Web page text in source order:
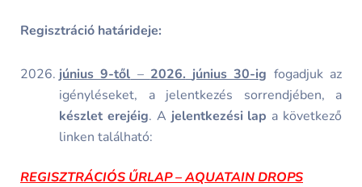
Regisztráció határideje:
június 9-től – 2026. június 30-ig fogadjuk az
igényléseket, a jelentkezés sorrendjében, a
készlet erejéig. A jelentkezési lap a következő
linken található:
REGISZTRÁCIÓS ŰRLAP – AQUATAIN DROPS